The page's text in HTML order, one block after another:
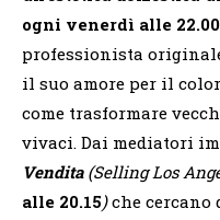
ogni venerdì alle 22.00
professionista
il suo amore per il
come trasformare
vivaci. Dai mediatori
Vendita (Selling Los
alle 20.15)che